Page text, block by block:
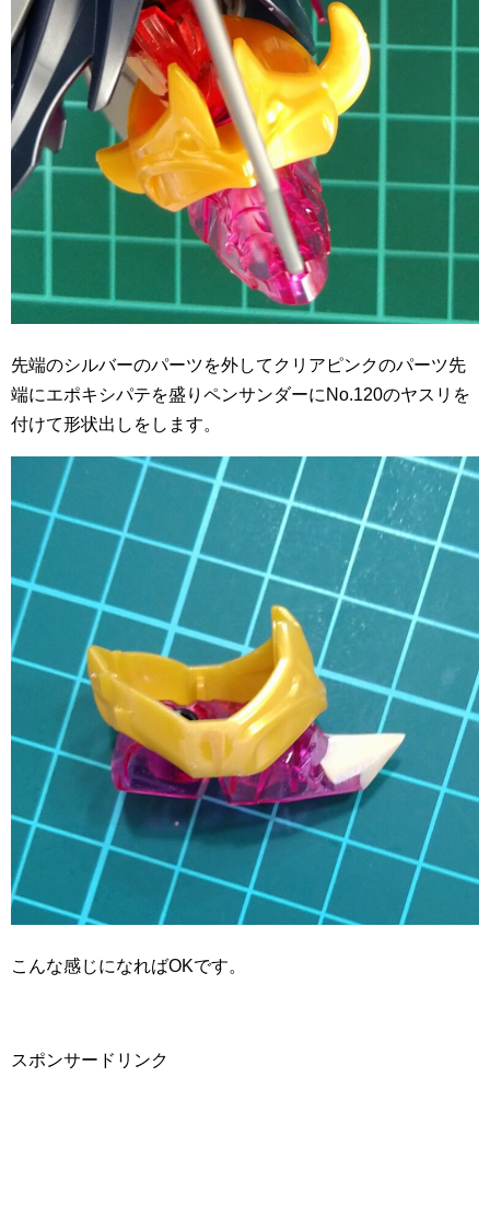
先端のシルバーのパーツを外してクリアピンクのパーツ先
端にエポキシパテを盛りペンサンダーにNo.120のヤスリを
付けて形状出しをします。
こんな感じになればOKです。
スポンサードリンク